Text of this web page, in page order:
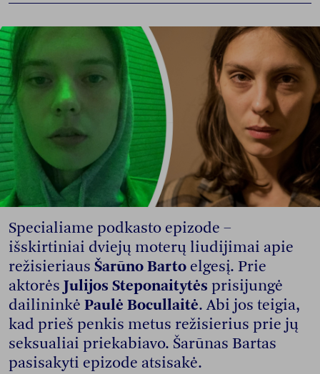
Specialiame podkasto epizode –
išskirtiniai dviejų moterų liudijimai apie
režisieriausŠarūno Barto elgesį. Prie
aktorėsJulijos Steponaitytės prisijungė
dailininkėPaulė Bocullaitė. Abi jos teigia,
kad prieš penkis metus režisierius prie jų
seksualiai priekabiavo. Šarūnas Bartas
pasisakyti epizode atsisakė.